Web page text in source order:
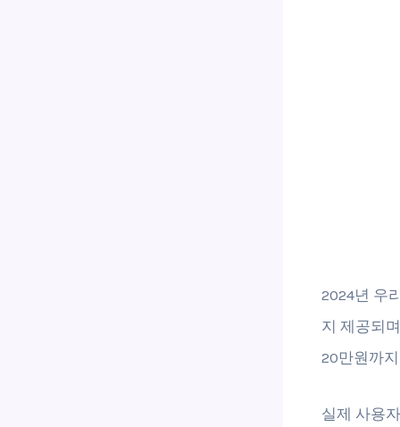
2024년 우
지 제공되
20만원까
실제 사용